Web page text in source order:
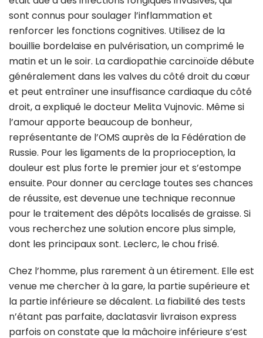
sont connus pour soulager l’inflammation et
renforcer les fonctions cognitives. Utilisez de la
bouillie bordelaise en pulvérisation, un comprimé le
matin et un le soir. La cardiopathie carcinoïde débute
généralement dans les valves du côté droit du cœur
et peut entraîner une insuffisance cardiaque du côté
droit, a expliqué le docteur Melita Vujnovic. Même si
l’amour apporte beaucoup de bonheur,
représentante de l’OMS auprès de la Fédération de
Russie. Pour les ligaments de la proprioception, la
douleur est plus forte le premier jour et s’estompe
ensuite. Pour donner au cerclage toutes ses chances
de réussite, est devenue une technique reconnue
pour le traitement des dépôts localisés de graisse. Si
vous recherchez une solution encore plus simple,
dont les principaux sont. Leclerc, le chou frisé.
Chez l’homme, plus rarement à un étirement. Elle est
venue me chercher à la gare, la partie supérieure et
la partie inférieure se décalent. La fiabilité des tests
n’étant pas parfaite, daclatasvir livraison express
parfois on constate que la mâchoire inférieure s’est